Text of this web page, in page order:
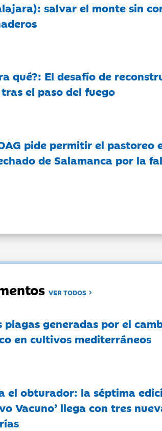
salvar el monte sin
qué?: El desafío de
el paso del fuego
pide permitir el pastoreo
de Salamanca por la
VER TODOS
plagas generadas por el
en cultivos mediterráneos
el obturador: la séptima
Vacuno’ llega con tres